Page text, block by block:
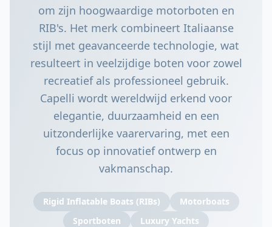
om zijn hoogwaardige motorboten en
RIB's. Het merk combineert Italiaanse
stijl met geavanceerde technologie, wat
resulteert in veelzijdige boten voor zowel
recreatief als professioneel gebruik.
Capelli wordt wereldwijd erkend voor
elegantie, duurzaamheid en een
uitzonderlijke vaarervaring, met een
focus op innovatief ontwerp en
vakmanschap.
Rigid Inflatable Boats (RIBs)
Motorboats
Sportboten
Luxury Yachts